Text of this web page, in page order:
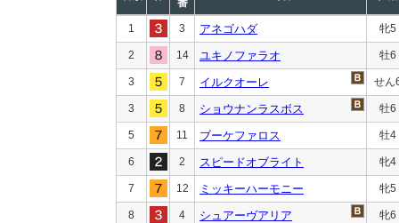
番
1 3 アネゴハダ 牝5
2 14 ユキノファラオ 牡6
3 7 イルクオーレ せん
3 8 ショウナンラスボス 牡6
5 11 ブーケファロス 牡4
6 2 スピードオブライト 牝4
7 12 ミッキーハーモニー 牝5
8 4 シュアーヴアリア 牝6